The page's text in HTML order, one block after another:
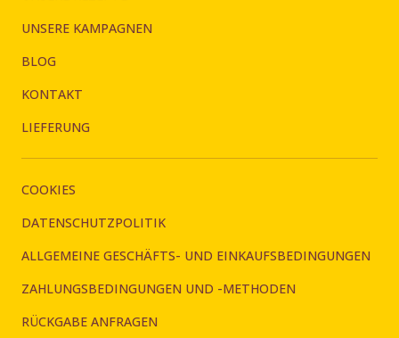
UNSERE KAMPAGNEN
BLOG
KONTAKT
LIEFERUNG
COOKIES
DATENSCHUTZPOLITIK
ALLGEMEINE GESCHÄFTS- UND EINKAUFSBEDINGUNGEN
ZAHLUNGSBEDINGUNGEN UND -METHODEN
RÜCKGABE ANFRAGEN